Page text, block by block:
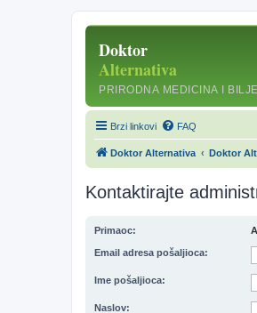
Brzi linkovi FAQ
Doktor Alternativa Doktor
Kontaktirajte
Primaoc:
Email adresa pošaljioca:
Ime pošaljioca:
Naslov: